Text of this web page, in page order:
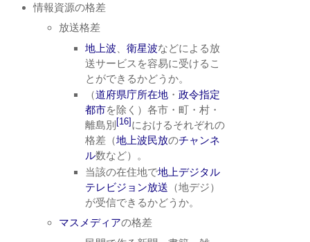
情報資源の格差
放送格差
地上波
衛星波などによる放
送サービスを容易に受けるこ
とができるかどうか。
（道府県庁所在地・ 政令指定
都市を除く）各市・町・村・
離島別
[16] におけるそれぞれの
格差（地上波民放のチャンネ
ル数など）。
当該の在住地で地上デジタル
テレビジョン放送 （地デジ）
が受信できるかどうか。
マスメディアの格差